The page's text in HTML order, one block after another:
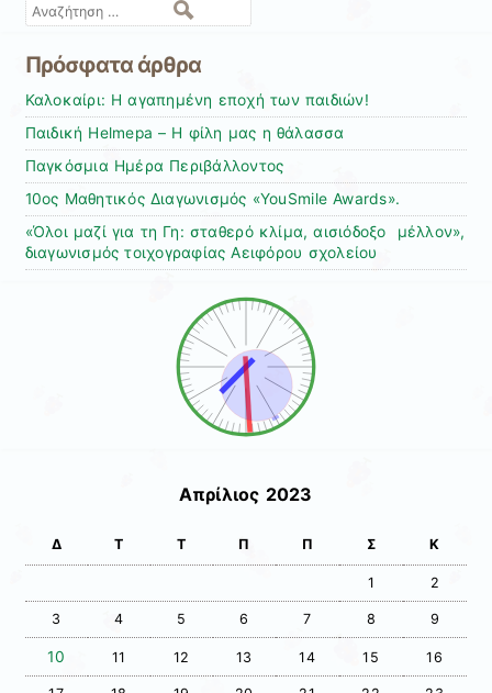
Αναζήτηση
Πρόσφατα άρθρα
Καλοκαίρι: Η αγαπημένη εποχή των παιδιών!
Παιδική Helmepa – Η φίλη μας η θάλασσα
Παγκόσμια Ημέρα Περιβάλλοντος
10ος Μαθητικός Διαγωνισμός «YouSmile Awards».
«Όλοι μαζί για τη Γη: σταθερό κλίμα, αισιόδοξο μέλλον»,
διαγωνισμός τοιχογραφίας Αειφόρου σχολείου
Απρίλιος 2023
Δ Τ Τ Π Π Σ Κ
1 2
3 4 5 6 7 8 9
10 11 12 13 14 15 16